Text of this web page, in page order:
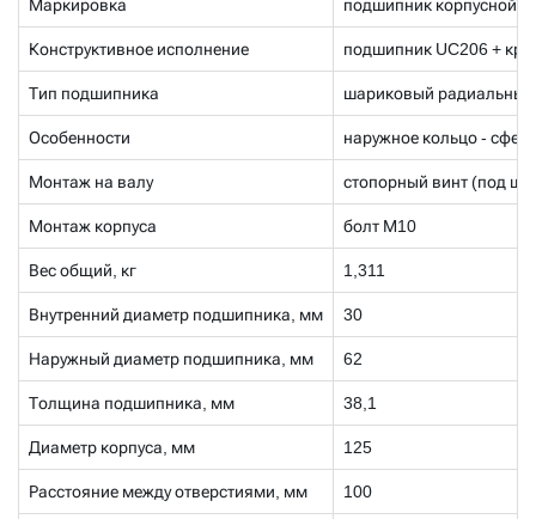
Маркировка подшипник корпусной
Конструктивное исполнение подшипник UC206 +
Тип подшипника шариковый
Особенности наружное кольцо -
Монтаж на валу стопорный винт (под
Монтаж корпуса болт М10
Вес общий, кг 1,311
Внутренний диаметр подшипника, мм 30
Наружный диаметр подшипника, мм 62
Толщина подшипника, мм 38,1
Диаметр корпуса, мм 125
Расстояние между отверстиями, мм 100